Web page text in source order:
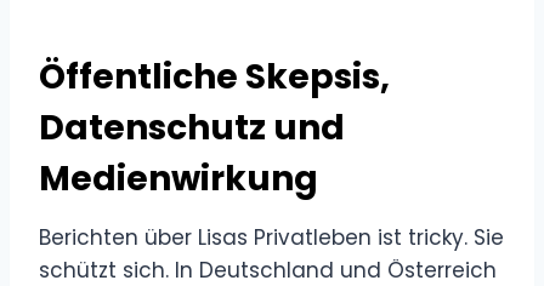
Öffentliche Skepsis,
Datenschutz und
Medienwirkung
Berichten über Lisas Privatleben ist tricky. Sie
schützt sich. In Deutschland und Österreich